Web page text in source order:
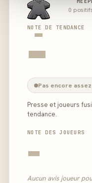
-
0
NOTE DE TENDANCE
-
Pas encore
Presse et joueurs
tendance.
NOTE DES JOUEURS
-
Aucun avis joueur